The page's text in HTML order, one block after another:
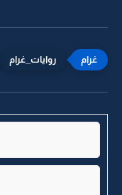
روايات_غرام